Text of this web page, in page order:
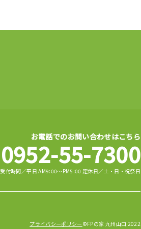
お電話でのお問い合わせはこちら
0952-55-7300
受付時間／平日 AM9:00～PM5:00 定休日／土・日・祝祭日
プライバシーポリシー ©FPの家 九州山口 2022